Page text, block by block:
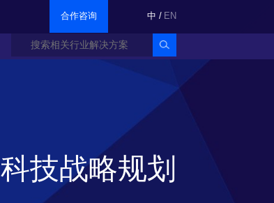
合作咨询 中 / EN
科技战略规划